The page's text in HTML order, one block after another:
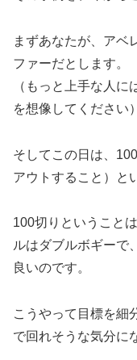
まずあなたが、アベ
ファーだとします。
（もっと上手な人
を想像してください）
そしてこの日は、
アウトすること）と
100切りということ
ルはダブルボギーで
良いのです。
こうやって目標を細
で回れそうな気分に